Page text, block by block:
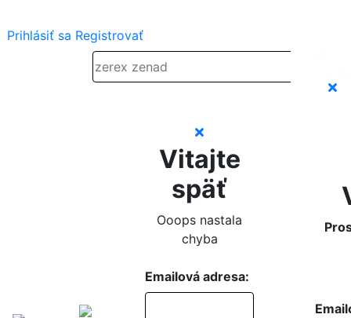
Prihlásiť sa Registrovať
Vitajte
späť
Ooops nastala
chyba
Emailová adresa: